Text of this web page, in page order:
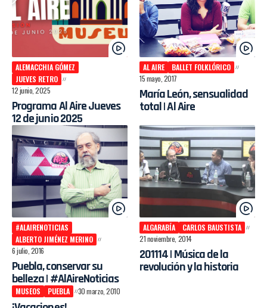
ALEMACCHIA GÓMEZ
JUEVES RETRO
12 junio, 2025
Programa Al Aire Jueves
12 de junio 2025
AL AIRE
BALLET FOLKLÓRICO
15 mayo, 2017
María León, sensualidad
total | Al Aire
#ALAIRENOTICIAS
ALBERTO JIMÉNEZ MERINO
6 julio, 2016
Puebla, conservar su
belleza | #AlAireNoticias
ALGARABÍA
CARLOS BAUSTISTA
21 noviembre, 2014
201114 | Música de la
revolución y la historia
MUSEOS PUEBLA 30 marzo, 2010